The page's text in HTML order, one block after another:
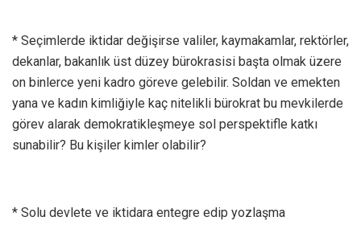
* Seçimlerde iktidar değişirse valiler, kaymakamlar, rektörler,
dekanlar, bakanlık üst düzey bürokrasisi başta olmak üzere
on binlerce yeni kadro göreve gelebilir. Soldan ve emekten
yana ve kadın kimliğiyle kaç nitelikli bürokrat bu mevkilerde
görev alarak demokratikleşmeye sol perspektifle katkı
sunabilir? Bu kişiler kimler olabilir?
* Solu devlete ve iktidara entegre edip yozlaşma